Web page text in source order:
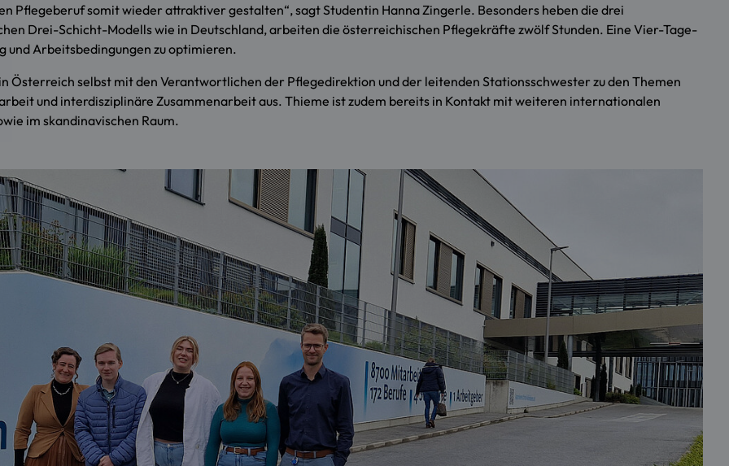
Pflegeberuf somit wieder attraktiver gestalten“, sagt Studentin Hanna Zingerle. Besonders heben die drei
Drei-Schicht-Modells wie in Deutschland, arbeiten die österreichischen Pflegekräfte zwölf Stunden. Eine Vier-Tage-
und Arbeitsbedingungen zu optimieren.
Österreich selbst mit den Verantwortlichen der Pflegedirektion und der leitenden Stationsschwester zu den Themen
und interdisziplinäre Zusammenarbeit aus. Thieme ist zudem bereits in Kontakt mit weiteren internationalen
im skandinavischen Raum.